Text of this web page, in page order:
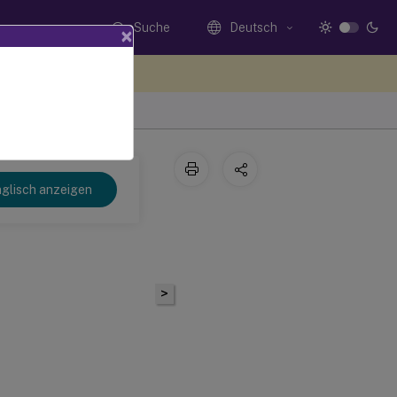
Suche Deutsch
anzeigen
>
×